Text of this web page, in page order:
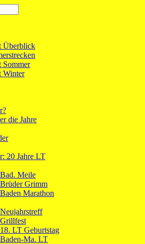
Überblick
Sommer
Winter
die Jahre
20 Jahre LT
Meile
Grimm
Marathon
LT Geburtstag
Ma. LT